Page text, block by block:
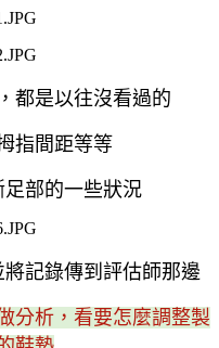
都是以往沒看過的
指間距等等
部的一些狀況
記錄傳到評估師那邊
分析，看要怎麼調整製